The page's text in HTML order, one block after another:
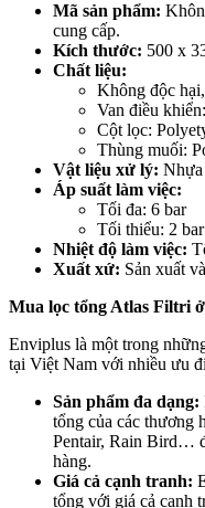
Mã sản phẩm:
cung cấp.
Kích thước: 500 x
Chất liệu:
Không độc
Van điều
Cột lọc:
Thùng muối:
Vật liệu xử lý: Nhựa
Áp suất làm việc:
Tối đa: 6 bar
Tối thiểu: 2 bar
Nhiệt độ làm việc:
Xuất xứ: Sản xuất
Mua lọc tổng Atlas Filtri
Enviplus là một trong
tại Việt Nam với nhiều ưu
Sản phẩm đa dạng:
tổng của các thương
Pentair, Rain Bird…
hàng.
Giá cả cạnh tranh:
tổng với giá cả cạnh